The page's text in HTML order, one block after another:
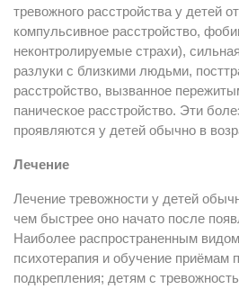
тревожного расстройства у детей
компульсивное расстройство,
неконтролируемые страхи),
разлуки с близкими людьми,
расстройство, вызванное
паническое расстройство. Эти
проявляются у детей обычно в
Лечение
Лечение тревожности у детей
чем быстрее оно начато после
Наиболее распространенным
психотерапия и обучение приёмам
подкрепления; детям с